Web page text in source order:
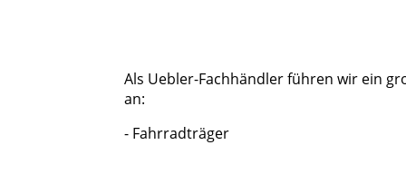
Als Uebler-Fachhändler führen wir ein
an:
- Fahrradträger